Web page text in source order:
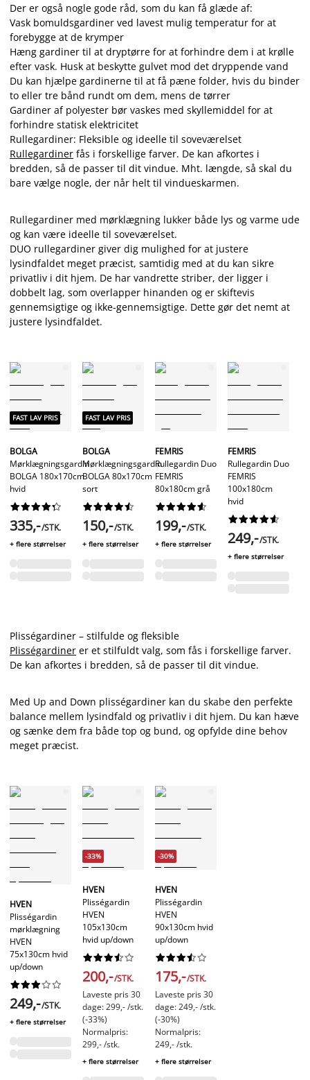
Der er også nogle gode råd, som du kan få glæde af:
Vask bomuldsgardiner ved lavest mulig temperatur for at
forebygge at de krymper
Hæng gardiner til at dryptørre for at forhindre dem i at krølle
efter vask. Husk at beskytte gulvet mod det dryppende vand
Du kan hjælpe gardinerne til at få pæne folder, hvis du binder
to eller tre bånd rundt om dem, mens de tørrer
Gardiner af polyester bør vaskes med skyllemiddel for at
forhindre statisk elektricitet
Rullegardiner: Fleksible og ideelle til soveværelset
Rullegardiner fås i forskellige farver. De kan afkortes i
bredden, så de passer til dit vindue. Mht. længde, så skal du
bare vælge nogle, der når helt til vindueskarmen.
Rullegardiner med mørklægning lukker både lys og varme ude
og kan være ideelle til soveværelset.
DUO rullegardiner giver dig mulighed for at justere
lysindfaldet meget præcist, samtidig med at du kan sikre
privatliv i dit hjem. De har vandrette striber, der ligger i
dobbelt lag, som overlapper hinanden og er skiftevis
gennemsigtige og ikke-gennemsigtige. Dette gør det nemt at
justere lysindfaldet.
FAST LAV PRIS
BOLGA
Mørklægningsgardin
BOLGA 180x170cm
hvid






335,-/STK.
+ flere størrelser
FAST LAV PRIS
BOLGA
Mørklægningsgardin
BOLGA 80x170cm
sort






150,-/STK.
+ flere størrelser
FEMRIS
Rullegardin Duo
FEMRIS
80x180cm grå






199,-/STK.
+ flere størrelser
FEMRIS
Rullegardin Duo
FEMRIS
100x180cm
hvid






249,-/STK.
+ flere størrelser
Plisségardiner – stilfulde og fleksible
Plisségardiner er et stilfuldt valg, som fås i forskellige farver.
De kan afkortes i bredden, så de passer til dit vindue.
Med Up and Down plisségardiner kan du skabe den perfekte
balance mellem lysindfald og privatliv i dit hjem. Du kan hæve
og sænke dem fra både top og bund, og opfylde dine behov
meget præcist.
HVEN
Plisségardin
mørklægning
HVEN
75x130cm hvid
up/down






249,-/STK.
+ flere størrelser
-33%
HVEN
Plisségardin
HVEN
105x130cm
hvid up/down






200,-/STK.
Laveste pris 30
dage: 299,- /stk.
(-33%)
Normalpris:
299,- /stk.
+ flere størrelser
-30%
HVEN
Plisségardin
HVEN
90x130cm hvid
up/down






175,-/STK.
Laveste pris 30
dage: 249,- /stk.
(-30%)
Normalpris:
249,- /stk.
+ flere størrelser